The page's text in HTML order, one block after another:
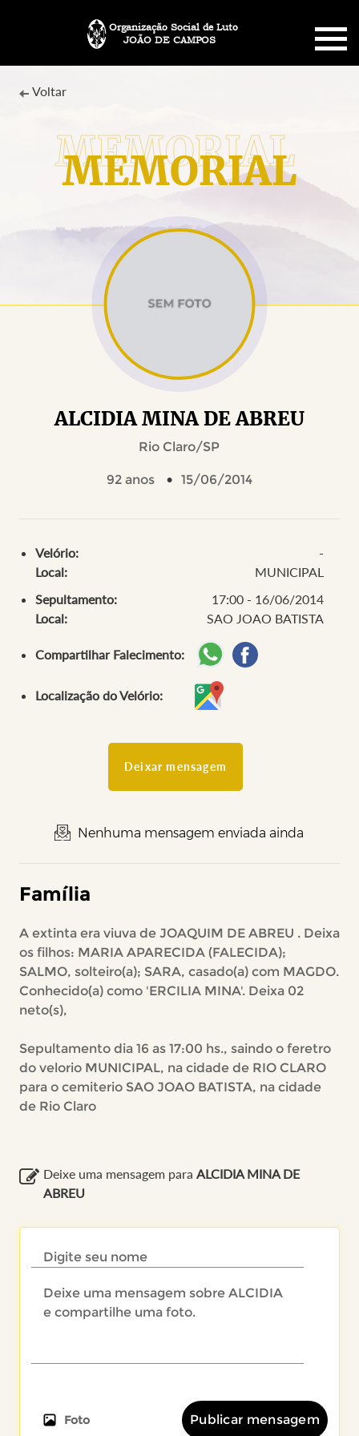
JOÃO DE CAMPOS
Organização Social de Luto
SOBRE NÓS
PLANO FUNERÁRIO
MENSAGENS
MEMORIAL
Voltar
ALCIDIA MINA DE ABREU
Rio Claro/SP
92 anos 15/06/2014
Velório:
-
Local:
MUNICIPAL
Sepultamento:
17:00 - 16/06/2014
Local:
SAO JOAO BATISTA
Compartilhar Falecimento:
Localização do Velório:
Deixar mensagem
Nenhuma mensagem enviada ainda
Família
A extinta era viuva de JOAQUIM DE ABREU . Deixa
os filhos: MARIA APARECIDA (FALECIDA);
SALMO, solteiro(a); SARA, casado(a) com MAGDO.
Conhecido(a) como 'ERCILIA MINA'. Deixa 02
neto(s),
Sepultamento dia 16 as 17:00 hs., saindo o feretro
do velorio MUNICIPAL, na cidade de RIO CLARO
para o cemiterio SAO JOAO BATISTA, na cidade
de Rio Claro
Deixe uma mensagem para ALCIDIA MINA DE
ABREU
Foto Publicar mensagem